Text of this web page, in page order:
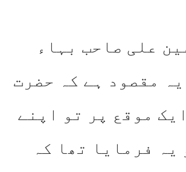
علی صاحب بہاء
مقصود ہے کہ حضرت
موقع پر تو اپنے
یہ فرمایا تھا کہ